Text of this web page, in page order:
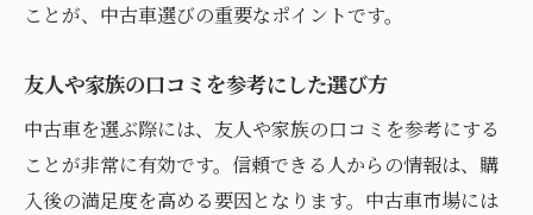
ことが、中古車選びの重要なポイントです。
友人や家族の口コミを参考にした選び方
中古車を選ぶ際には、友人や家族の口コミを参考にする
ことが非常に有効です。信頼できる人からの情報は、購
入後の満足度を高める要因となります。中古車市場には